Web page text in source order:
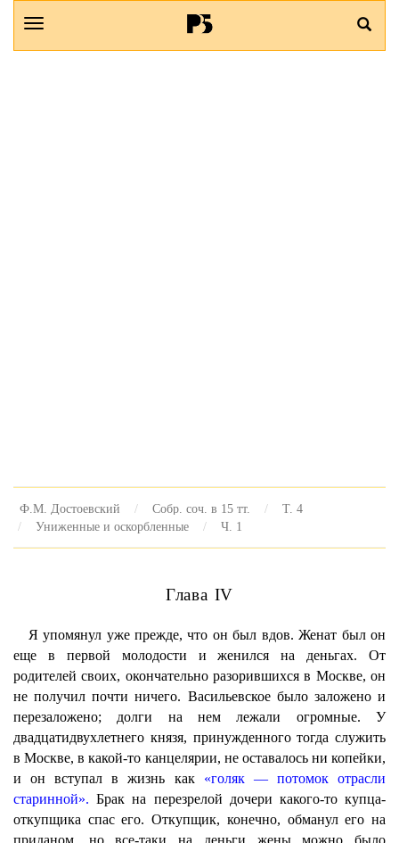
Ф.М. Достоевский Собр. соч. в 15 тт.
Т. 4
Униженные и оскорбленные
Ч. 1
Глава IV
Я упомянул уже прежде, что он был вдов. Женат был он
еще в первой молодости и женился на деньгах. От
родителей своих, окончательно разорившихся в Москве, он
не получил почти ничего. Васильевское было заложено и
перезаложено; долги на нем лежали огромные. У
двадцатидвухлетнего князя, принужденного тогда служить
в Москве, в какой-то канцелярии, не оставалось ни копейки,
и он вступал в жизнь как «голяк — потомок отрасли
старинной». Брак на перезрелой дочери какого-то купца-
откупщика спас его. Откупщик, конечно, обманул его на
приданом, но все-таки на деньги жены можно было